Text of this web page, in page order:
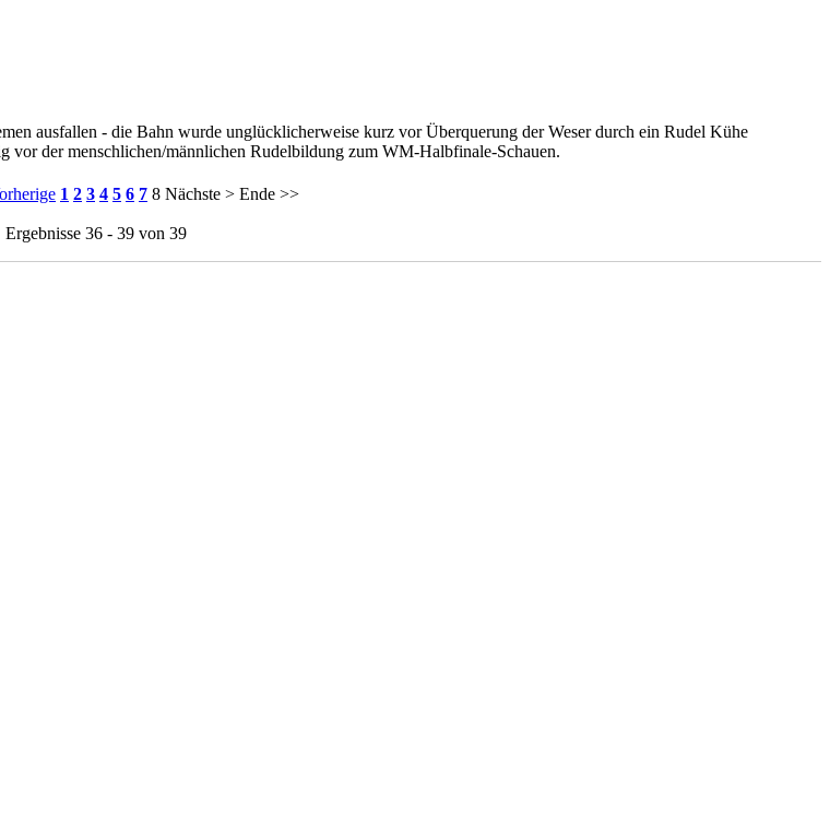
ausfallen - die Bahn wurde unglücklicherweise kurz vor Überquerung der Weser durch ein Rudel Kühe
vor der menschlichen/männlichen Rudelbildung zum WM-Halbfinale-Schauen.
1 2 3 4 5 6 7 8 Nächste > Ende >>
Ergebnisse 36 - 39 von 39